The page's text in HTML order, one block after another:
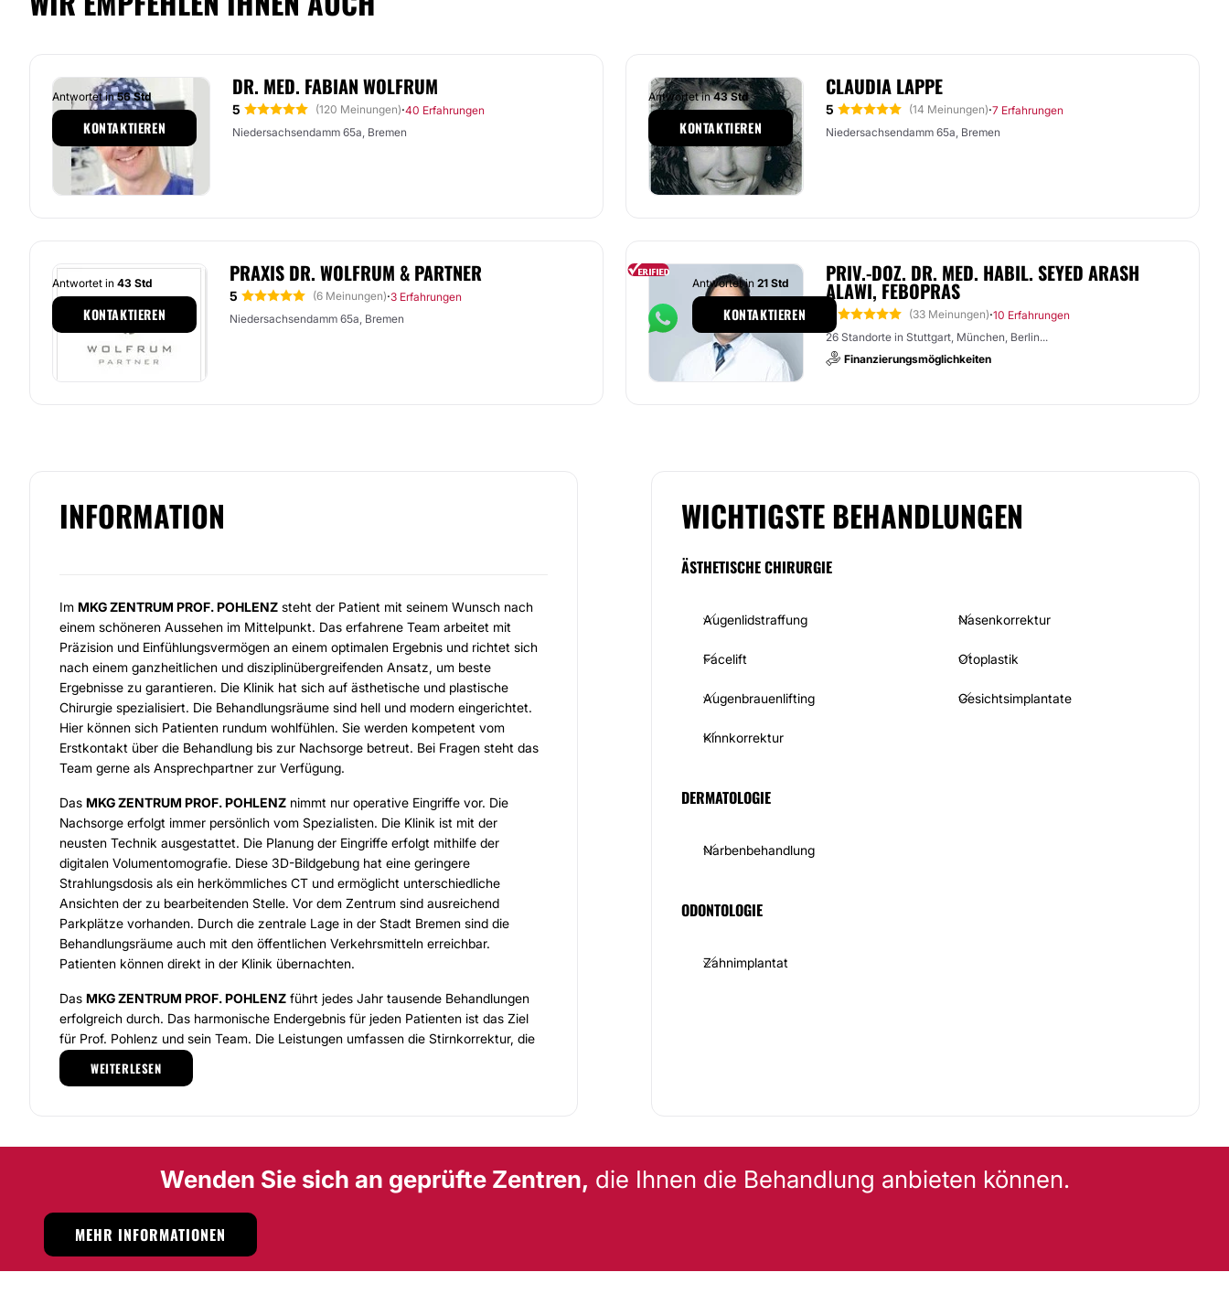
DR. MED. FABIAN WOLFRUM
5 (120 Meinungen)·40 Erfahrungen
Niedersachsendamm 65a, Bremen
Antwortet in56 Std
KONTAKTIEREN
CLAUDIA LAPPE
5 (14 Meinungen)·7 Erfahrungen
Niedersachsendamm 65a, Bremen
Antwortet in43 Std
KONTAKTIEREN
PRAXIS DR. WOLFRUM & PARTNER
5 (6 Meinungen)·3 Erfahrungen
Niedersachsendamm 65a, Bremen
Antwortet in 43 Std
KONTAKTIEREN
PRIV.-DOZ. DR. MED. HABIL. SEYED ARASH
ALAWI, FEBOPRAS
(33 Meinungen)·10 Erfahrungen
26 Standorte in Stuttgart, München, Berlin...
Finanzierungsmöglichkeiten
Antwortet in 21 Std
KONTAKTIEREN
INFORMATION
Im MKG ZENTRUM PROF. POHLENZ steht der Patient mit seinem Wunsch nach
einem schöneren Aussehen im Mittelpunkt. Das erfahrene Team arbeitet mit
Präzision und Einfühlungsvermögen an einem optimalen Ergebnis und richtet sich
nach einem ganzheitlichen und disziplinübergreifenden Ansatz, um beste
Ergebnisse zu garantieren. Die Klinik hat sich auf ästhetische und plastische
Chirurgie spezialisiert. Die Behandlungsräume sind hell und modern eingerichtet.
Hier können sich Patienten rundum wohlfühlen. Sie werden kompetent vom
Erstkontakt über die Behandlung bis zur Nachsorge betreut. Bei Fragen steht das
Team gerne als Ansprechpartner zur Verfügung.
Das MKG ZENTRUM PROF. POHLENZ nimmt nur operative Eingriffe vor. Die
Nachsorge erfolgt immer persönlich vom Spezialisten. Die Klinik ist mit der
neusten Technik ausgestattet. Die Planung der Eingriffe erfolgt mithilfe der
digitalen Volumentomografie. Diese 3D-Bildgebung hat eine geringere
Strahlungsdosis als ein herkömmliches CT und ermöglicht unterschiedliche
Ansichten der zu bearbeitenden Stelle. Vor dem Zentrum sind ausreichend
Parkplätze vorhanden. Durch die zentrale Lage in der Stadt Bremen sind die
Behandlungsräume auch mit den öffentlichen Verkehrsmitteln erreichbar.
Patienten können direkt in der Klinik übernachten.
Das MKG ZENTRUM PROF. POHLENZ führt jedes Jahr tausende Behandlungen
erfolgreich durch. Das harmonische Endergebnis für jeden Patienten ist das Ziel
für Prof. Pohlenz und sein Team. Die Leistungen umfassen die Stirnkorrektur, die
Nasenkorrektur
Oberlidstraffung
und
Kinnimplantate . Auch
alle Behandlungen in Vollnarkose durchgeführt werden.
Möglichkeit der Videokonsultation:
WEITERLESEN
WICHTIGSTE BEHANDLUNGEN
ÄSTHETISCHE CHIRURGIE
Augenlidstraffung Nasenkorrektur
Facelift Otoplastik
Augenbrauenlifting Gesichtsimplantate
Kinnkorrektur
DERMATOLOGIE
Narbenbehandlung
ODONTOLOGIE
Zahnimplantat
Wenden Sie sich an geprüfte Zentren, die Ihnen die Behandlung anbieten können.
MEHR INFORMATIONEN